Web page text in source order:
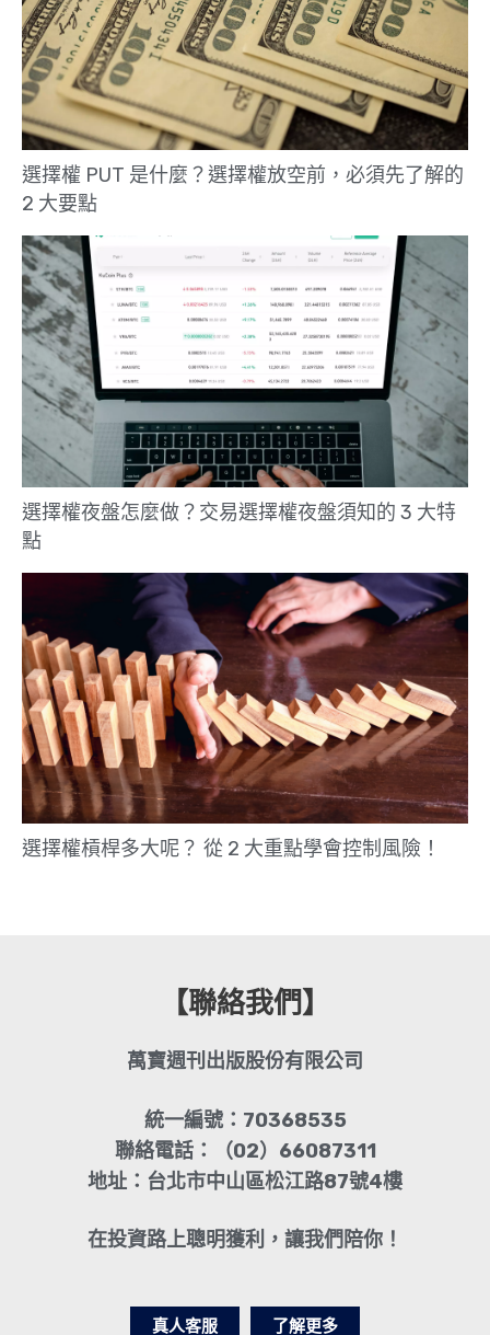
選擇權 PUT 是什麼？選擇權放空前，必須先了解的
2 大要點
選擇權夜盤怎麼做？交易選擇權夜盤須知的 3 大特
點
選擇權槓桿多大呢？ 從 2 大重點學會控制風險！
【聯絡我們】
萬寶週刊出版股份有限公司
統一編號：70368535
聯絡電話：（02）66087311
地址：台北市中山區松江路87號4樓
在投資路上聰明獲利，讓我們陪你！
真人客服 了解更多